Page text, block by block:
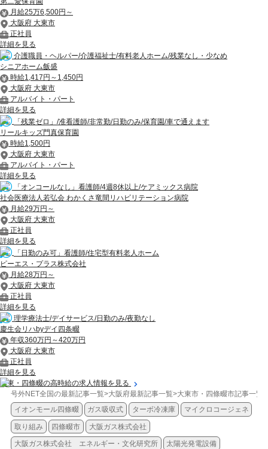
月給25万6,500円～
大阪府 大東市
正社員
詳細を見る
介護職員・ヘルパー/介護福祉士/有料老人ホーム/残業なし・少なめ
シニアホーム飯盛
時給1,417円～1,450円
大阪府 大東市
アルバイト・パート
詳細を見る
「残業ゼロ」/准看護師/非常勤/日勤のみ/保育園/車で通えます
リールキッズ門真保育園
時給1,500円
大阪府 大東市
アルバイト・パート
詳細を見る
「オンコールなし」看護師/4週8休以上/ケアミックス病院
社会医療法人若弘会 わかくさ竜間リハビリテーション病院
月給29万円～
大阪府 大東市
正社員
詳細を見る
「日勤のみ可」看護師/住宅型有料老人ホーム
ピーエス・プラス株式会社
月給28万円～
大阪府 大東市
正社員
詳細を見る
理学療法士/デイサービス/日勤のみ/夜勤なし
慶生会リハbyデイ四条畷
年収360万円～420万円
大阪府 大東市
正社員
詳細を見る
大東・四條畷の高時給の求人情報を見る
号外NET全国の最新記事一覧>大阪府最新記事一覧>大東市・四條畷市記事一覧
イオンモール四條畷
ガス吸収式 ターボ冷凍庫 マイクロコージェネ
取り組み 四條畷市 大阪ガス株式会社
大阪ガス株式会社 エネルギー・文化研究所 太陽光発電設備